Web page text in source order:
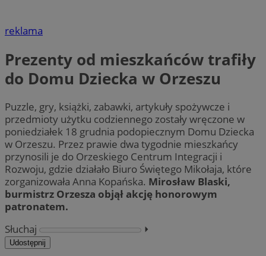
reklama
Prezenty od mieszkańców trafiły
do Domu Dziecka w Orzeszu
Puzzle, gry, książki, zabawki, artykuły spożywcze i
przedmioty użytku codziennego zostały wręczone w
poniedziałek 18 grudnia podopiecznym Domu Dziecka
w Orzeszu. Przez prawie dwa tygodnie mieszkańcy
przynosili je do Orzeskiego Centrum Integracji i
Rozwoju, gdzie działało Biuro Świętego Mikołaja, które
zorganizowała Anna Kopańska. Mirosław Blaski,
burmistrz Orzesza objął akcję honorowym
patronatem.
Słuchaj
⏵︎
Udostępnij